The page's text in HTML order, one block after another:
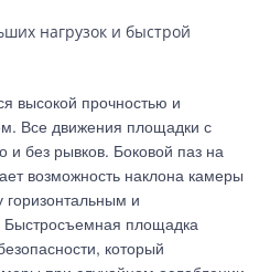
нагрузок и быстрой
высокой прочностью и
Все движения площадки с
и без рывков. Боковой паз на
возможность наклона камеры
и
площадка
который